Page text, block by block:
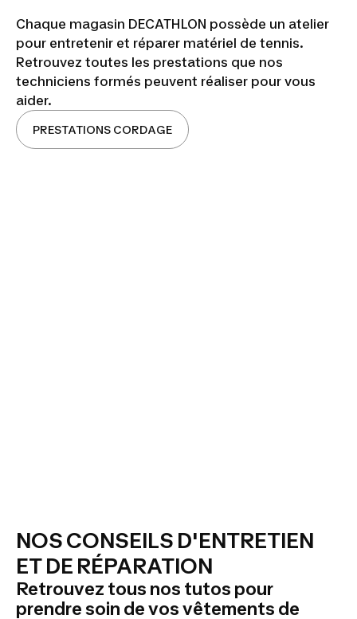
Chaque magasin DECATHLON possède un atelier
pour entretenir et réparer matériel de tennis.
Retrouvez toutes les prestations que nos
techniciens formés peuvent réaliser pour vous
aider.
PRESTATIONS CORDAGE
NOS CONSEILS D'ENTRETIEN
ET DE RÉPARATION
Retrouvez tous nos tutos pour
prendre soin de vos vêtements de